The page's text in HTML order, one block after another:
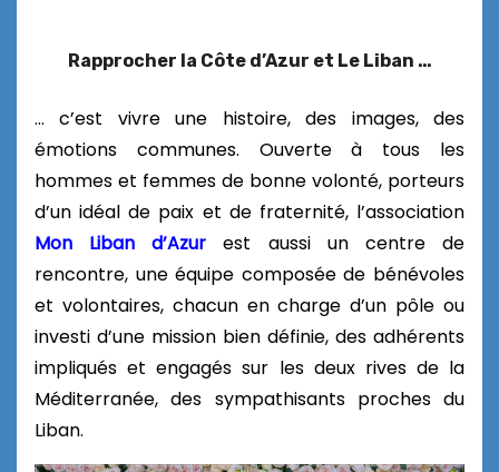
Rapprocher la Côte d’Azur et Le Liban …
… c’est vivre une histoire, des images, des
émotions communes. Ouverte à tous les
hommes et femmes de bonne volonté, porteurs
d’un idéal de paix et de fraternité, l’association
Mon Liban d’Azur est aussi un centre de
rencontre, une équipe composée de bénévoles
et volontaires, chacun en charge d’un pôle ou
investi d’une mission bien définie, des adhérents
impliqués et engagés sur les deux rives de la
Méditerranée, des sympathisants proches du
Liban.